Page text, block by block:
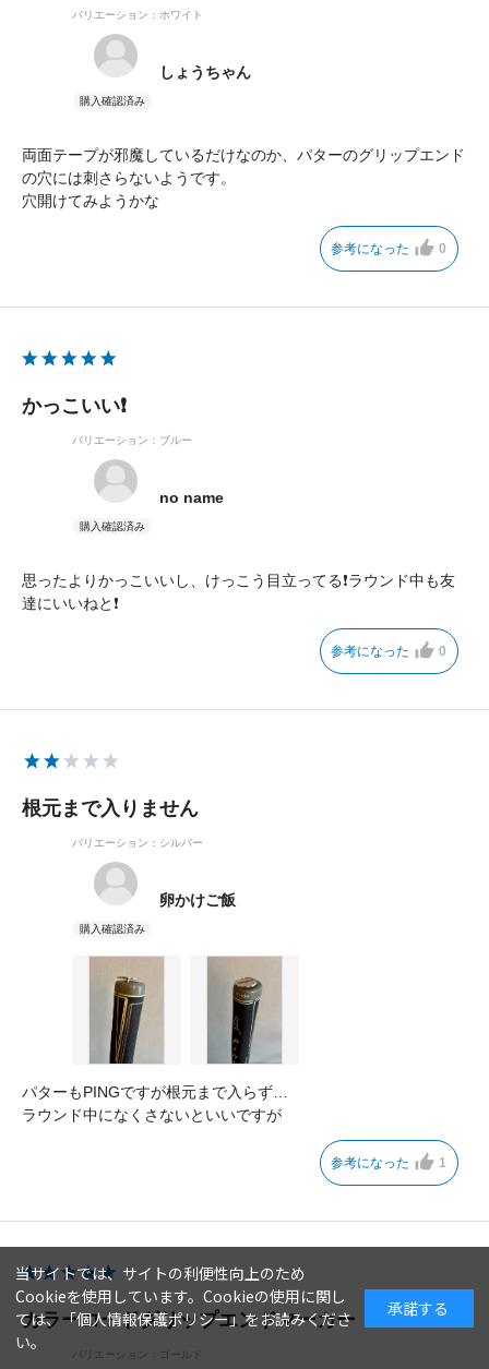
バリエーション：ホワイト
しょうちゃん
両面テープが邪魔しているだけなのか、パターのグリップエンド
の穴には刺さらないようです。
穴開けてみようかな
参考になった 0
かっこいい❗
バリエーション：ブルー
no name
思ったよりかっこいいし、けっこう目立ってる❗ラウンド中も友
達にいいねと❗
参考になった 0
根元まで入りません
バリエーション：シルバー
卵かけご飯
パターもPINGですが根元まで入らず…
ラウンド中になくさないといいですが
参考になった 1
カラーコードグリップエンドマーカー
バリエーション：ゴールド
当サイトでは、サイトの利便性向上のため
Cookieを使用しています。Cookieの使用に関し
ては、「個人情報保護ポリシー」をお読みくださ
い。
承諾する